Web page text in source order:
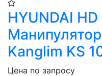
HYUNDAI HD
Kanglim KS
Цена по запросу